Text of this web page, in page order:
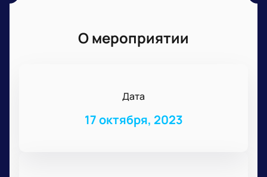
О мероприятии
Дата
17 октября, 2023